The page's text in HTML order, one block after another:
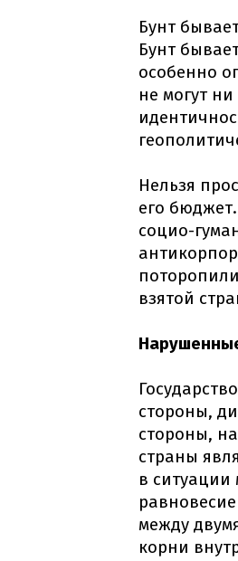
Бунт
Бунт
особенно
не могут
Нельзя
его
социо-
взятой
стороны,
стороны,
страны
в
между
корни